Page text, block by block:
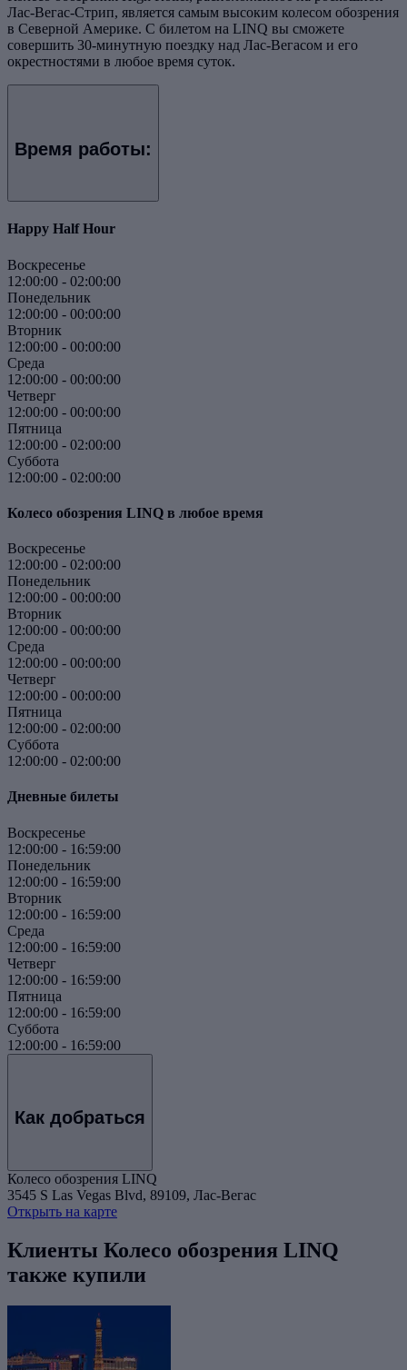
Лас-Вегас-Стрип, является самым высоким колесом обозрения
в Северной Америке. С билетом на LINQ вы сможете
совершить 30-минутную поездку над Лас-Вегасом и его
окрестностями в любое время суток.
Время работы:
Happy Half Hour
Воскресенье
12:00:00 - 02:00:00
Понедельник
12:00:00 - 00:00:00
Вторник
12:00:00 - 00:00:00
Среда
12:00:00 - 00:00:00
Четверг
12:00:00 - 00:00:00
Пятница
12:00:00 - 02:00:00
Суббота
12:00:00 - 02:00:00
Колесо обозрения LINQ в любое время
Воскресенье
12:00:00 - 02:00:00
Понедельник
12:00:00 - 00:00:00
Вторник
12:00:00 - 00:00:00
Среда
12:00:00 - 00:00:00
Четверг
12:00:00 - 00:00:00
Пятница
12:00:00 - 02:00:00
Суббота
12:00:00 - 02:00:00
Дневные билеты
Воскресенье
12:00:00 - 16:59:00
Понедельник
12:00:00 - 16:59:00
Вторник
12:00:00 - 16:59:00
Среда
12:00:00 - 16:59:00
Четверг
12:00:00 - 16:59:00
Пятница
12:00:00 - 16:59:00
Суббота
12:00:00 - 16:59:00
Как добраться
Колесо обозрения LINQ
3545 S Las Vegas Blvd, 89109, Лас-Вегас
Открыть на карте
Клиенты Колесо обозрения LINQ
также купили